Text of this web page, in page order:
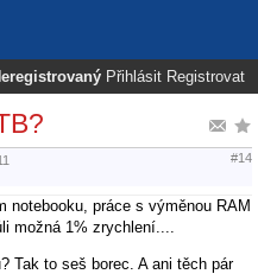
Přihlásit Registrovat
#14
notebooku, práce s výměnou RAM
možná 1% zrychlení....
Tak to seš borec. A ani těch pár